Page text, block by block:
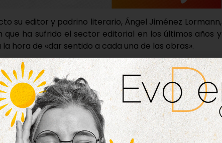
su editor y padrino literario, Ángel Jiménez Lormann,
ha sufrido el sector editorial en los últimos años y
hora de «dar sentido a cada una de las obras».